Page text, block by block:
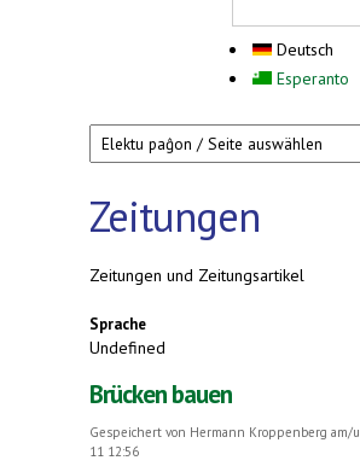
Deutsch
Esperanto
Zeitungen
Zeitungen und Zeitungsartikel
Sprache
Undefined
Brücken bauen
Gespeichert von Hermann Kroppenberg am/
11 12:56